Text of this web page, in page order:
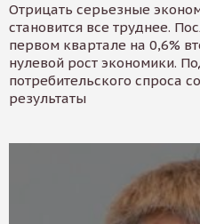
Отрицать серьезные
становится все труднее.
первом квартале на 0,6%
нулевой рост экономики.
потребительского спроса
результаты